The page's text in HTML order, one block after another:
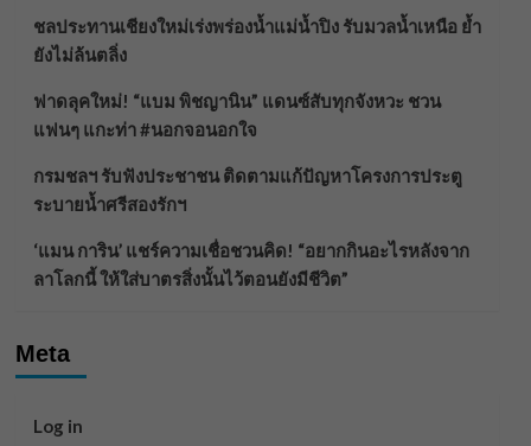
ชลประทานเชียงใหม่เร่งพร่องน้ำแม่น้ำปิง รับมวลน้ำเหนือ ย้ำ
ยังไม่ล้นตลิ่ง
ฟาดลุคใหม่! “แบม พิชญานิน” แดนซ์สับทุกจังหวะ ชวน
แฟนๆ แกะท่า #นอกจอนอกใจ
กรมชลฯ รับฟังประชาชน ติดตามแก้ปัญหาโครงการประตู
ระบายน้ำศรีสองรักฯ
‘แมน การิน’ แชร์ความเชื่อชวนคิด! “อยากกินอะไรหลังจาก
ลาโลกนี้ ให้ใส่บาตรสิ่งนั้นไว้ตอนยังมีชีวิต”
Meta
Log in